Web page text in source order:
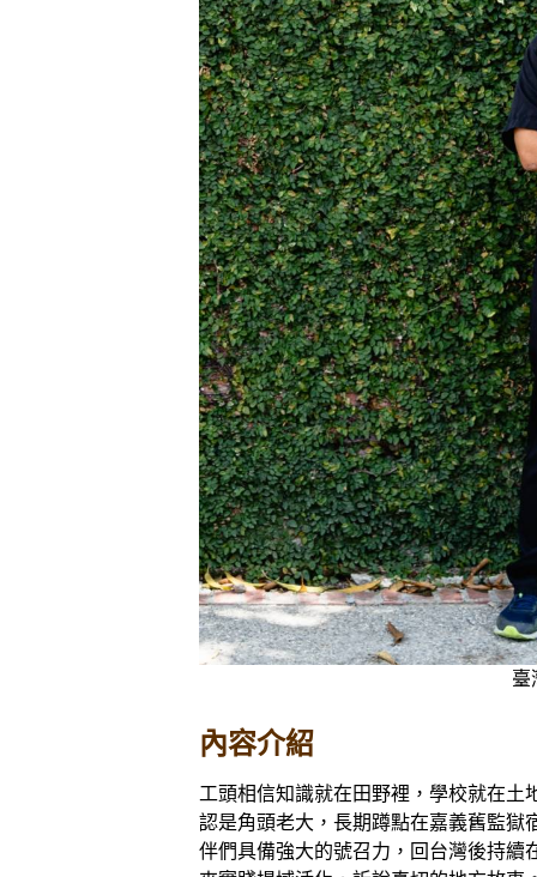
臺
內容介紹
工頭相信知識就在田野裡，學校就在土
認是角頭老大，長期蹲點在嘉義舊監獄
伴們具備強大的號召力，回台灣後持續